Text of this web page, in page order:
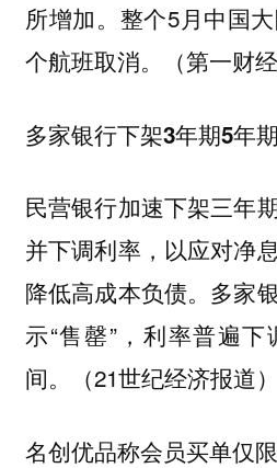
所增加。整个5月中国
个航班取消。（第一财经
多家银行下架3年期5年
民营银行加速下架三年
并下调利率，以应对净
降低高成本负债。多家
示“售罄”，利率普遍
间。（21世纪经济报道）
名创优品称会员买单仅